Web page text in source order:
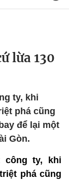
lừa 130
ty, khi
phá cũng
để lại một
Gòn.
công ty, khi
phá cũng